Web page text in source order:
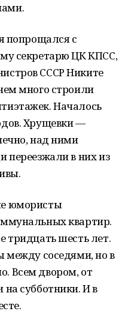
попрощался с
секретарю ЦК КПСС,
СССР Никите
много строили
Началось
Хрущевки —
над ними
переезжали в них из
юмористы
квартир.
тридцать шесть лет.
между соседями, но в
Всем двором, от
субботники. И в